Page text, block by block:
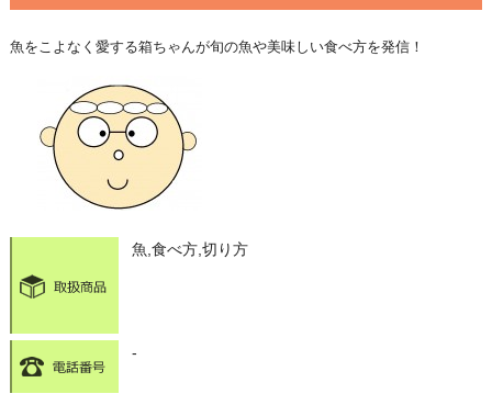
魚をこよなく愛する箱ちゃんが旬の魚や美味しい食べ方を発信！
魚,食べ方,切り方
-